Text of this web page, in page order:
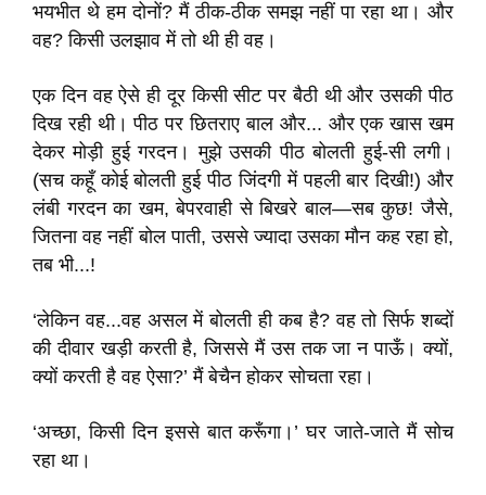
भयभीत थे हम दोनों? मैं ठीक-ठीक समझ नहीं पा रहा था। और
वह? किसी उलझाव में तो थी ही वह।
एक दिन वह ऐसे ही दूर किसी सीट पर बैठी थी और उसकी पीठ
दिख रही थी। पीठ पर छितराए बाल और... और एक खास खम
देकर मोड़ी हुई गरदन। मुझे उसकी पीठ बोलती हुई-सी लगी।
(सच कहूँ कोई बोलती हुई पीठ जिंदगी में पहली बार दिखी!) और
लंबी गरदन का खम, बेपरवाही से बिखरे बाल—सब कुछ! जैसे,
जितना वह नहीं बोल पाती, उससे ज्यादा उसका मौन कह रहा हो,
तब भी...!
‘लेकिन वह...वह असल में बोलती ही कब है? वह तो सिर्फ शब्दों
की दीवार खड़ी करती है, जिससे मैं उस तक जा न पाऊँ। क्यों,
क्यों करती है वह ऐसा?’ मैं बेचैन होकर सोचता रहा।
‘अच्छा, किसी दिन इससे बात करूँगा।’ घर जाते-जाते मैं सोच
रहा था।